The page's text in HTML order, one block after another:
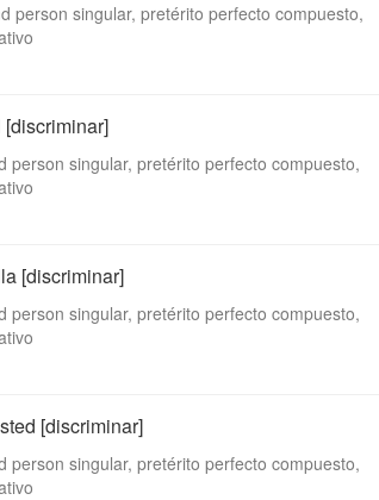
person singular, pretérito perfecto compuesto,
[discriminar]
person singular, pretérito perfecto compuesto,
[discriminar]
person singular, pretérito perfecto compuesto,
[discriminar]
person singular, pretérito perfecto compuesto,